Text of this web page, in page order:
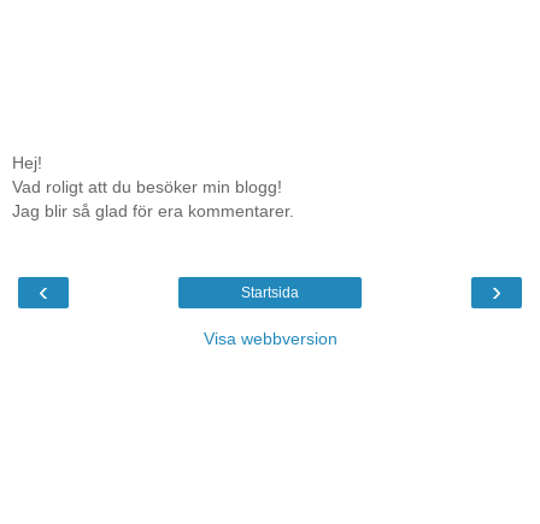
Hej!
Vad roligt att du besöker min blogg!
Jag blir så glad för era kommentarer.
‹ ›
Startsida
Visa webbversion